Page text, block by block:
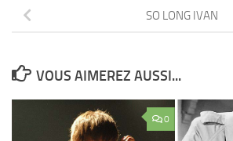
SO LONG IVAN
VOUS AIMEREZ AUSSI...
0